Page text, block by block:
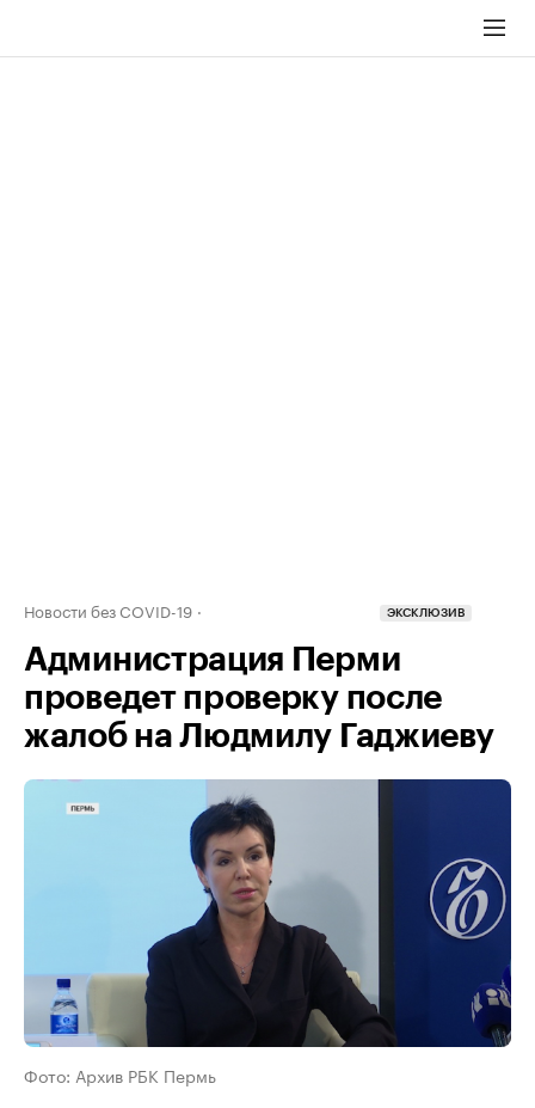
Новости без COVID-19 ЭКСКЛЮЗИВ
Администрация Перми
проведет проверку после
жалоб на Людмилу Гаджиеву
Фото: Архив РБК Пермь